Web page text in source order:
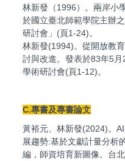
林新發（1996）。兩岸小
於國立臺北師範學院主辦
研討會」(頁1-24)。
林新發(1994)。從開放教
討與改進。發表於83年5
學術研討會(頁1-12)。
C.專書及專書論文
黃裕元、林新發(2024)。
展趨勢:基於文獻計量分析
編，師資培育新圖像。台北